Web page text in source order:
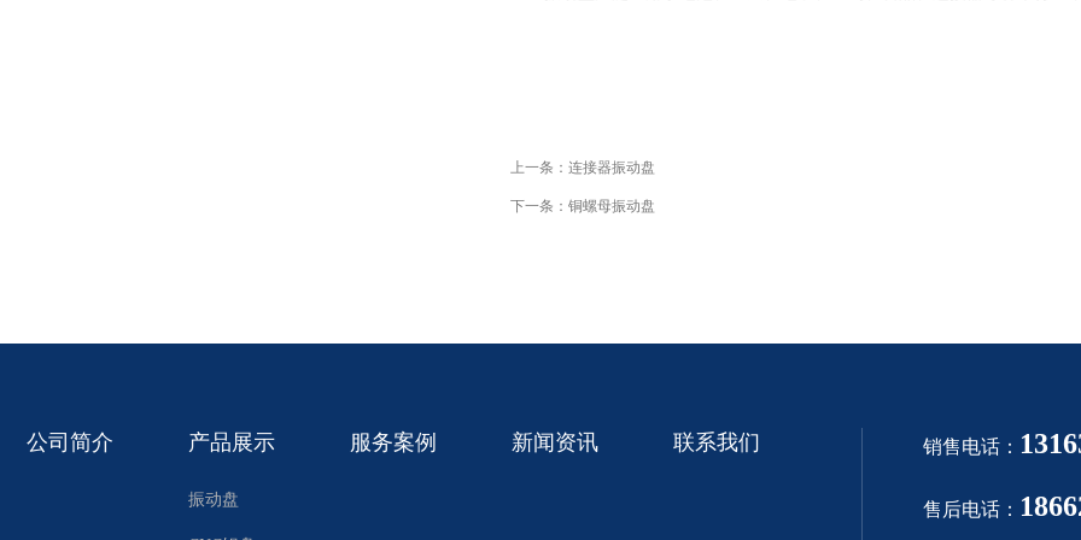
上一条： 连接器振动盘
下一条： 铜螺母振动盘
公司简介 产品展示
振动盘
服务案例 新闻资讯 联系我们 销售电话：
售后电话：